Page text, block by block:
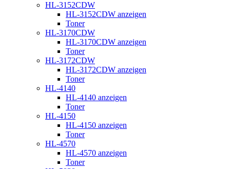
HL-3152CDW
HL-3152CDW anzeigen
Toner
HL-3170CDW
HL-3170CDW anzeigen
Toner
HL-3172CDW
HL-3172CDW anzeigen
Toner
HL-4140
HL-4140 anzeigen
Toner
HL-4150
HL-4150 anzeigen
Toner
HL-4570
HL-4570 anzeigen
Toner